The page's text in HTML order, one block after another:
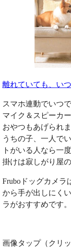
離れていても、い
スマホ連動でいつ
マイク＆スピーカ
おやつもあげられま
うちの子、一人で
トがいる人なら一
掛けは寂しがり屋
Fruboドッグカメラ
から手が出しにく
ラがおすすめです。
画像タップ（クリ